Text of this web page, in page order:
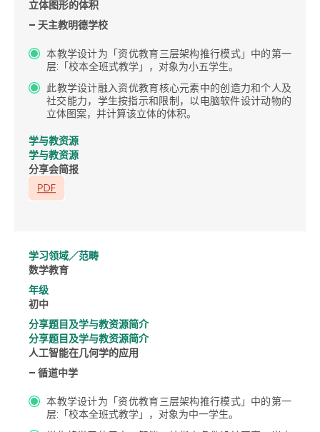
立体图形的体积
– 天主教明德学校
本教学设计为「资优教育三层架构推行模式」中的第一
层:「校本全班式教学」，对象为小五学生。
此教学设计融入资优教育核心元素中的创造力和个人及
社交能力，学生按指示和限制，以电脑软件设计动物的
立体图案，并计算该立体的体积。
学与教资源
学与教资源
分享会简报
学习领域／范畴
数学教育
年级
初中
分享题目及学与教资源简介
分享题目及学与教资源简介
人工智能在几何学的应用
– 循道中学
本教学设计为「资优教育三层架构推行模式」中的第一
层:「校本全班式教学」，对象为中一学生。